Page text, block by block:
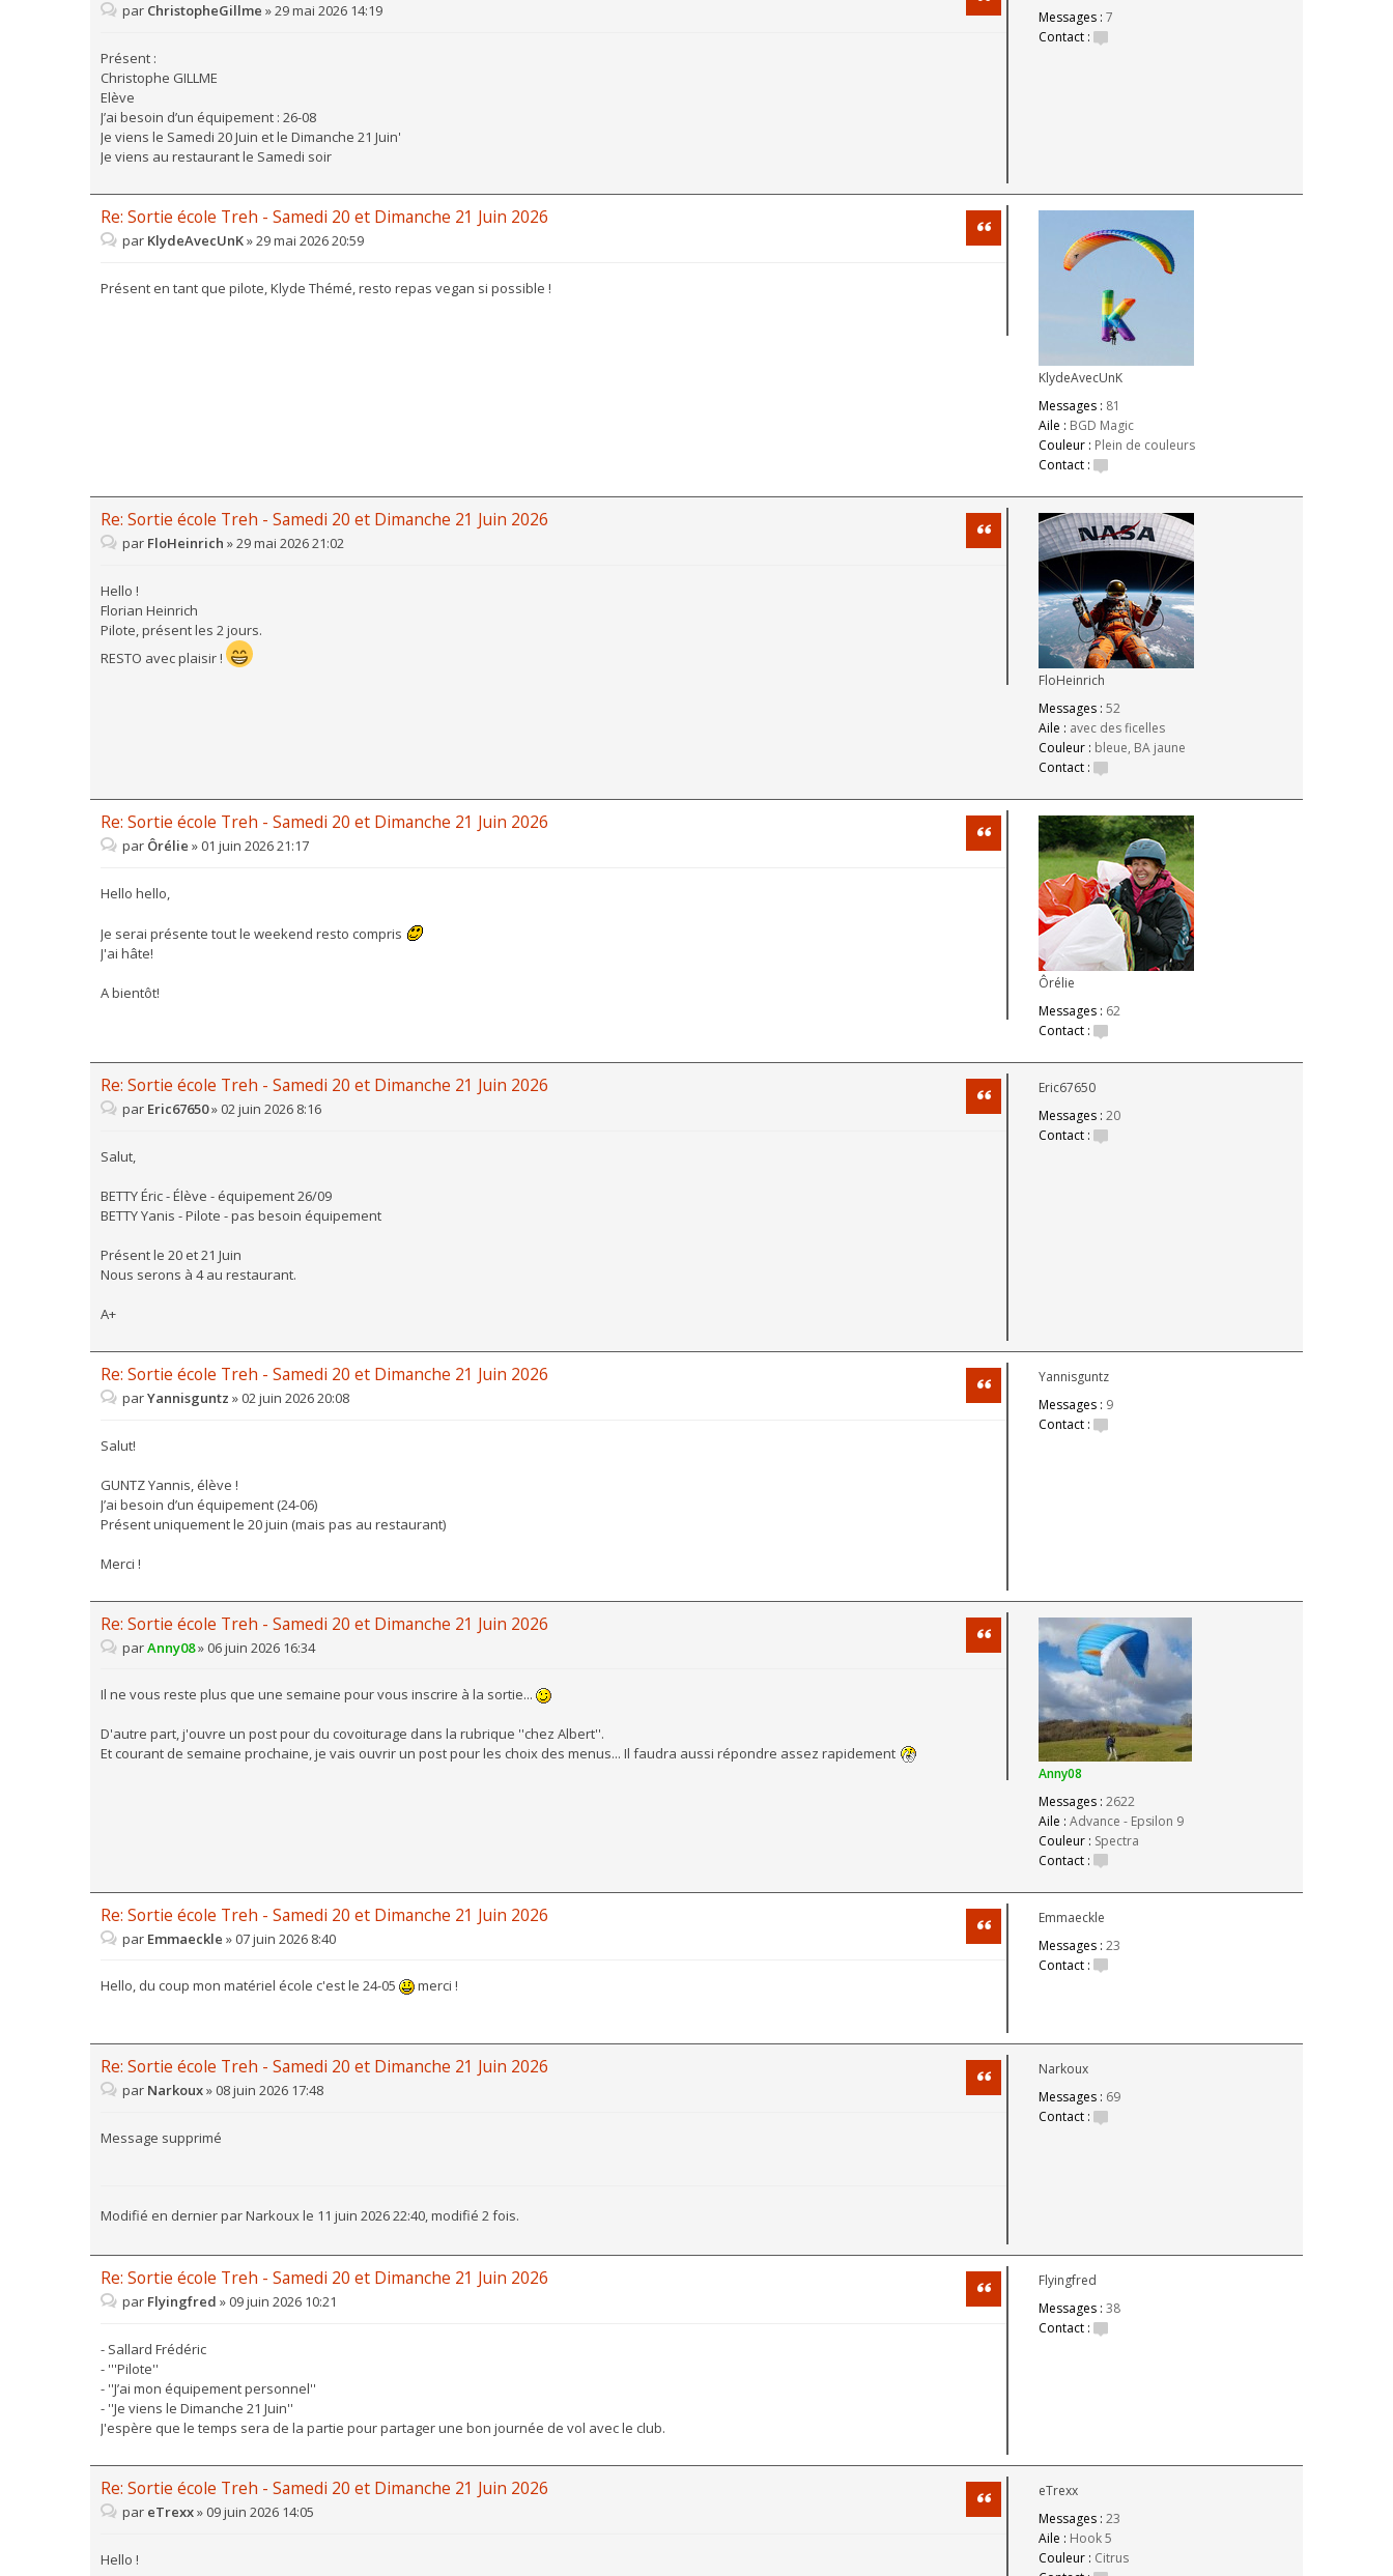
Messages : 7
Contact :
par ChristopheGillme »29 mai 2026 14:19
Présent :
Christophe GILLME
Elève
J’ai besoin d’un équipement : 26-08
Je viens le Samedi 20 Juin et le Dimanche 21 Juin'
Je viens au restaurant le Samedi soir
KlydeAvecUnK
Messages : 81
Aile : BGD Magic
Couleur : Plein de couleurs
Contact :
Re: Sortie école Treh - Samedi 20 et Dimanche 21 Juin 2026 Citation
par KlydeAvecUnK»29 mai 2026 20:59
Présent en tant que pilote, Klyde Thémé, resto repas vegan si possible !
FloHeinrich
Messages : 52
Aile : avec des ficelles
Couleur : bleue, BA jaune
Contact :
Re: Sortie école Treh - Samedi 20 et Dimanche 21 Juin 2026 Citation
par FloHeinrich »29 mai 2026 21:02
Hello !
Florian Heinrich
Pilote, présent les 2 jours.
RESTO avec plaisir !
Ôrélie
Messages : 62
Contact :
Re: Sortie école Treh - Samedi 20 et Dimanche 21 Juin 2026 Citation
par Ôrélie »01 juin 2026 21:17
Hello hello,
Je serai présente tout le weekend resto compris
J'ai hâte!
A bientôt!
Eric67650
Messages : 20
Contact :
Re: Sortie école Treh - Samedi 20 et Dimanche 21 Juin 2026 Citation
par Eric67650» 02 juin 2026 8:16
Salut,
BETTY Éric - Élève - équipement 26/09
BETTY Yanis - Pilote - pas besoin équipement
Présent le 20 et 21 Juin
Nous serons à 4 au restaurant.
A+
Yannisguntz
Messages : 9
Contact :
Re: Sortie école Treh - Samedi 20 et Dimanche 21 Juin 2026 Citation
parYannisguntz »02 juin 2026 20:08
Salut!
GUNTZ Yannis, élève !
J’ai besoin d’un équipement (24-06)
Présent uniquement le 20 juin (mais pas au restaurant)
Merci !
Anny08
Messages : 2622
Aile : Advance - Epsilon 9
Couleur : Spectra
Contact :
Re: Sortie école Treh - Samedi 20 et Dimanche 21 Juin 2026 Citation
parAnny08» 06 juin 2026 16:34
Il ne vous reste plus que une semaine pour vous inscrire à la sortie...
D'autre part, j'ouvre un post pour du covoiturage dans la rubrique ''chez Albert''.
Et courant de semaine prochaine, je vais ouvrir un post pour les choix des menus... Il faudra aussi répondre assez rapidement
Emmaeckle
Messages : 23
Contact :
Re: Sortie école Treh - Samedi 20 et Dimanche 21 Juin 2026 Citation
par Emmaeckle »07 juin 2026 8:40
Hello, du coup mon matériel école c'est le 24-05 merci !
Narkoux
Messages : 69
Contact :
Re: Sortie école Treh - Samedi 20 et Dimanche 21 Juin 2026 Citation
par Narkoux» 08 juin 2026 17:48
Message supprimé
Modifié en dernier parNarkouxle 11 juin 2026 22:40, modifié 2 fois.
Flyingfred
Messages : 38
Contact :
Re: Sortie école Treh - Samedi 20 et Dimanche 21 Juin 2026 Citation
par Flyingfred »09 juin 2026 10:21
- Sallard Frédéric
- '''Pilote''
- ''J’ai mon équipement personnel''
- ''Je viens le Dimanche 21 Juin''
J'espère que le temps sera de la partie pour partager une bon journée de vol avec le club.
eTrexx
Messages : 23
Aile : Hook 5
Couleur : Citrus
Re: Sortie école Treh - Samedi 20 et Dimanche 21 Juin 2026 Citation
par eTrexx» 09 juin 2026 14:05
Hello !